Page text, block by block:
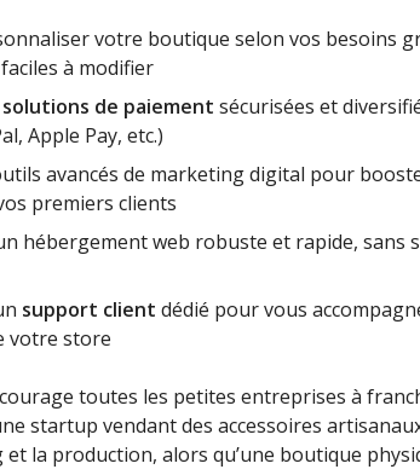
votre boutique selon vos besoins
à modifier
solutions de paiement sécurisées et
Apple Pay, etc.)
avancés de marketing digital pour
premiers clients
hébergement web robuste et rapide, sans
support client dédié pour vous
votre store
toutes les petites entreprises à
startup vendant des accessoires
la production, alors qu’une boutique